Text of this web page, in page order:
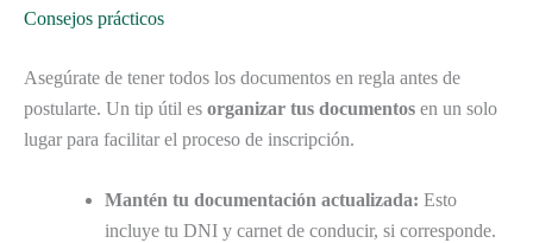
Consejos prácticos
Asegúrate de tener todos los documentos en regla antes de
postularte. Un tip útil es organizar tus documentos en un solo
lugar para facilitar el proceso de inscripción.
Mantén tu documentación actualizada: Esto
incluye tu DNI y carnet de conducir, si corresponde.